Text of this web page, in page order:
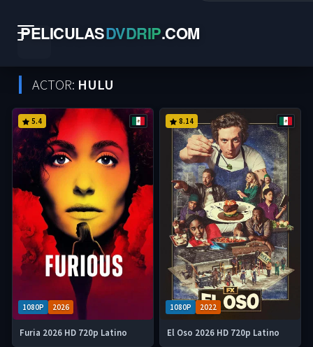
PELICULASDVDRIP.COM
ACTOR: HULU
1080P 2026
5.4
Furia 2026 HD 720p Latino
1080P 2022
8.14
El Oso 2026 HD 720p Latino